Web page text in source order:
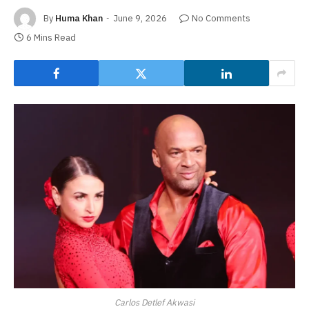
By Huma Khan June 9, 2026
No Comments
6 Mins Read
Carlos Detlef Akwasi